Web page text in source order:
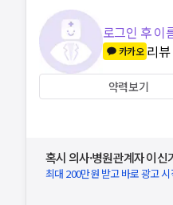
로그인 후 이
카카오 리
약력보기
혹시 의사·병원관계자 이신
최대 200만원 받고 바로 광고